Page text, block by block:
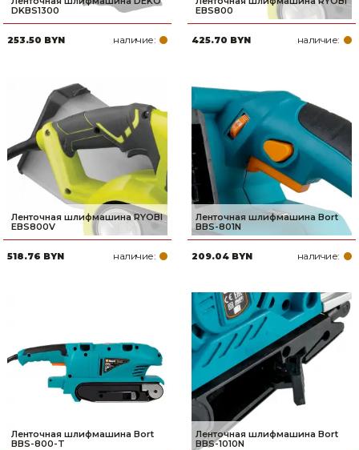
DKBS1300
253.50 BYN наличие:
EBS800
425.70 BYN наличие:
Ленточная шлифмашина RYOBI
EBS800V
518.76 BYN наличие:
Ленточная шлифмашина Bort
BBS-801N
209.04 BYN наличие:
Ленточная шлифмашина Bort
BBS-800-T
Ленточная шлифмашина Bort
BBS-1010N